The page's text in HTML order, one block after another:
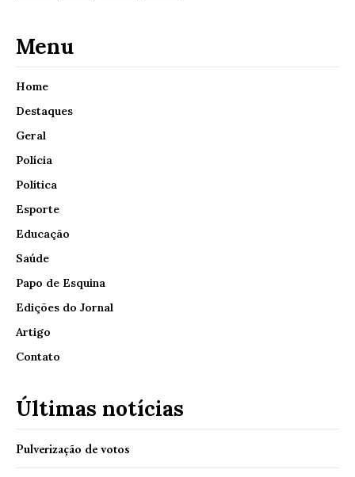
Menu
Home
Destaques
Geral
Polícia
Política
Esporte
Educação
Saúde
Papo de Esquina
Edições do Jornal
Artigo
Contato
Últimas notícias
Pulverização de votos